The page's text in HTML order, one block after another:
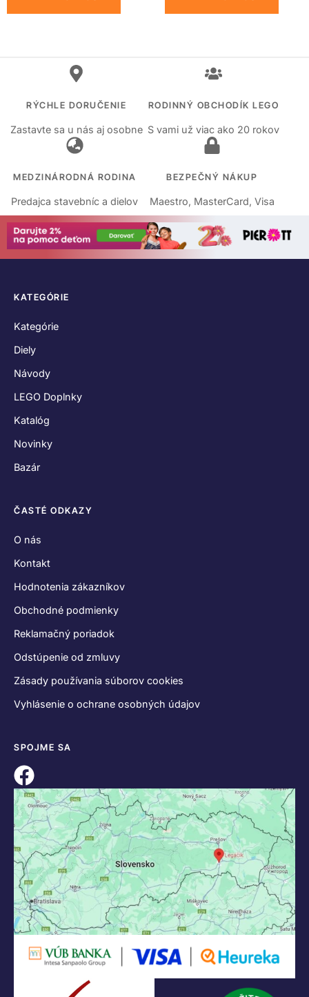
RÝCHLE DORUČENIE
Zastavte sa u nás aj osobne
RODINNÝ OBCHODÍK LEGO
S vami už viac ako 20 rokov
MEDZINÁRODNÁ RODINA
Predajca stavebníc a dielov
BEZPEČNÝ NÁKUP
Maestro, MasterCard, Visa
KATEGÓRIE
Kategórie
Diely
Návody
LEGO Doplnky
Katalóg
Novinky
Bazár
ČASTÉ ODKAZY
O nás
Kontakt
Hodnotenia zákazníkov
Obchodné podmienky
Reklamačný poriadok
Odstúpenie od zmluvy
Zásady používania súborov cookies
Vyhlásenie o ochrane osobných údajov
SPOJME SA